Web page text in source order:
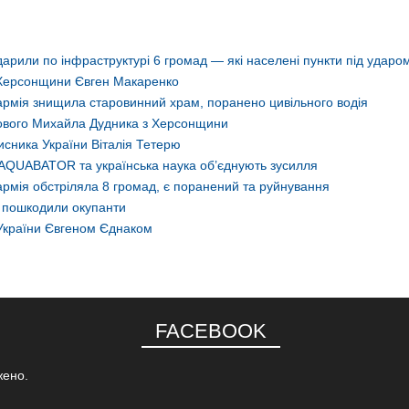
по інфраструктурі 6 громад — які населені пункти під
Євген Макаренко
знищила старовинний храм, поранено цивільного водія
Михайла Дудника з Херсонщини
України Віталія Тетерю
та українська наука об’єднують зусилля
обстріляла 8 громад, є поранений та руйнування
окупанти
Євгеном Єднаком
FACEBOOK